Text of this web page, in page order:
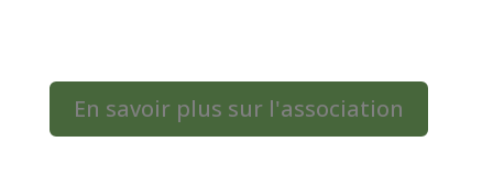
En savoir plus sur l'association